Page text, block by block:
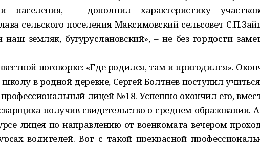
населения, – дополнил характеристику
сельского поселения Максимовский сельсовет
земляк, бугуруслановский», – не без гордости
поговорке: «Где родился, там и пригодился».
в родной деревне, Сергей Болтнев поступил
лицей №18. Успешно окончил его,
получив свидетельство о среднем образовании.
лицея по направлению от военкомата вечером
водителей. Вот с такой прекрасной